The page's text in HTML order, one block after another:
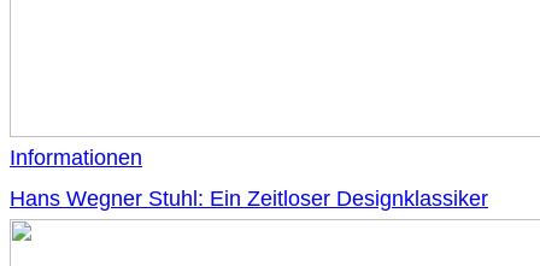
Informationen
Hans Wegner Stuhl: Ein Zeitloser Designklassiker